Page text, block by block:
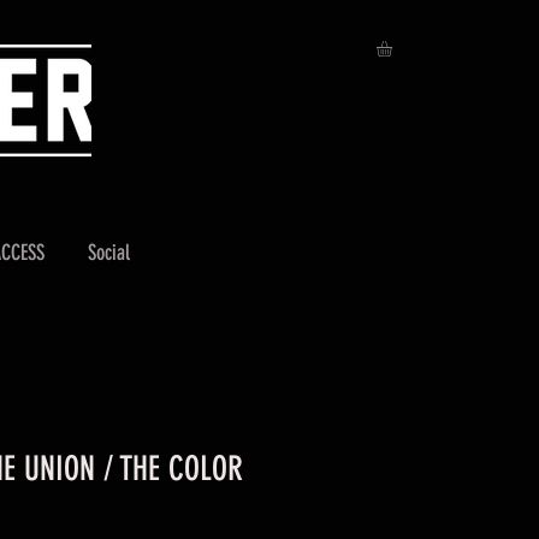
Social
UNION / THE COLOR